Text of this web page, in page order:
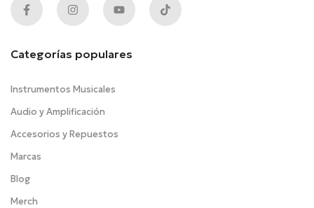
Categorías populares
Instrumentos Musicales
Audio y Amplificación
Accesorios y Repuestos
Marcas
Blog
Merch